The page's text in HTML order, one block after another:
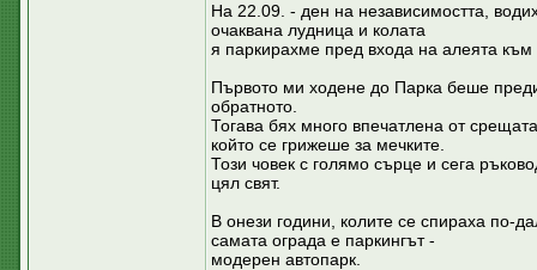
На 22.09. - ден на независимостта,
очаквана лудница и колата
я паркирахме пред входа на алеята
Първото ми ходене до Парка беше
обратното.
Тогава бях много впечатлена от
който се грижеше за мечките.
Този човек с голямо сърце и сега
цял свят.
В онези години, колите се спираха по-
самата ограда е паркингът -
модерен автопарк.